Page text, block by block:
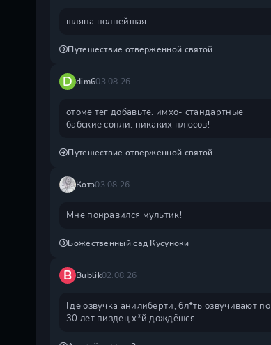
шляпа полнейшая
Путешествие отверженной святой
D dim603.08.26
отоме тег добавьте. имхо- стандартные
бабские сопли. никаких плюсов!
Путешествие отверженной святой
Котэ03.08.26
Мне понравился мультик!
Божественный сад Кусуноки
B Bublik02.08.26
Где озвучка анилиберти, бл*ть озвучивают по
30 лет пиздец х*й дождëшся